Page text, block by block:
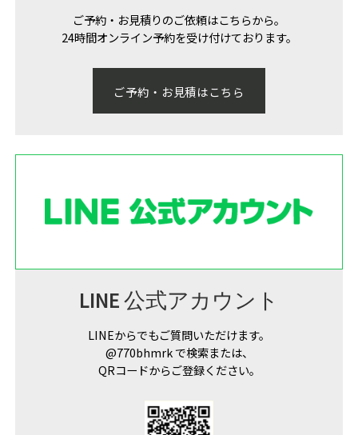
ご予約・お見積りのご依頼はこちらから。
24時間オンライン予約を受け付けております。
ご予約・お見積はこちら
LINE 公式アカウント
LINEからでもご質問いただけます。
@770bhmrk で検索または、
QRコードからご登録ください。